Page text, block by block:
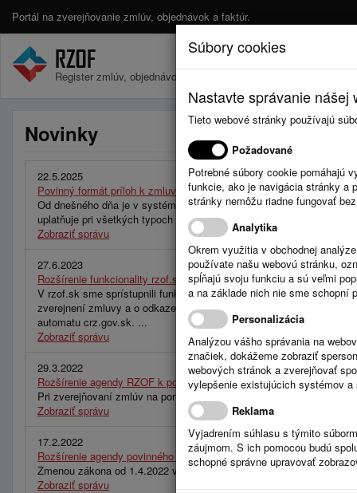
Portál na zverejňovanie zmlúv, objednávok a faktúr.
Register zmlúv, objednávok a faktúr.
Novinky
22.5.2025
Povinný formát príloh k zmluvám – PDF
Od dnešného dňa je v systéme RZOF.sk aktívna nová verzia,
uplatňuje pri všetkých typoch vstupov – cez webové rozhranie, API
Zobraziť správu
27.6.2023
Rozšírenie funkcionality rzof.sk pri používaní automatického
V rzof.sk sme sprístupnili funkcionalitu, ktorá pri používaní
zverejnení zmluvy a o odkaze na zmluvu na crz.gov.sk. Táto
automatu crz.gov.sk. ...
Zobraziť správu
29.3.2022
Rozšírenie agendy RZOF k povinnému zverejňovaniu na stránke
Pri zverejňovaní zmlúv na portáli RZOF odporúčame zverejňovať
Zobraziť správu
17.2.2022
Rozšírenie agendy povinného zverejňovania na stránke https://
Zmenou zákona od 1.4.2022 vzniká povinnosť zverejňovania
Zobraziť správu
Súbory cookies
Nastavte správanie
Tieto webové stránky používajú
Požadované
Potrebné súbory cookie pomáhajú
funkcie, ako je navigácia stránky a
stránky nemôžu riadne fungovať
Analytika
Okrem využitia v obchodnej
používate našu webovú stránku,
spĺňajú svoju funkciu a sú veľmi
a na základe nich nie sme schopní
Personalizácia
Analýzou vášho správania na
značiek, dokážeme zobraziť
webových stránok a zverejňovať
vylepšenie existujúcich systémov
Reklama
Vyjadrením súhlasu s týmito
záujmom. S ich pomocou budú
schopné správne upravovať